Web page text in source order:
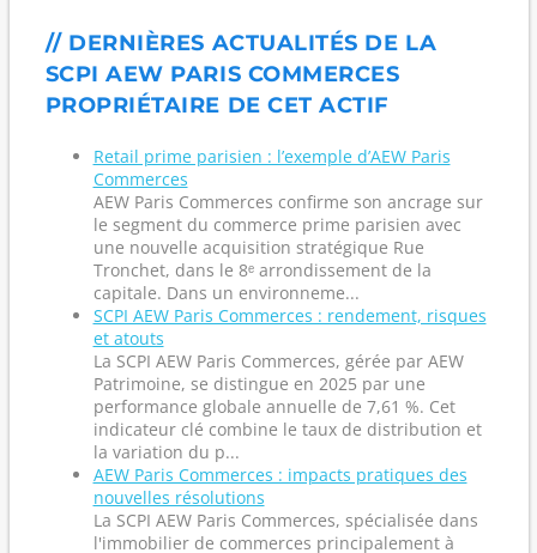
// DERNIÈRES ACTUALITÉS DE LA
SCPI AEW PARIS COMMERCES
PROPRIÉTAIRE DE CET ACTIF
Retail prime parisien : l’exemple d’AEW Paris
Commerces
AEW Paris Commerces confirme son ancrage sur
le segment du commerce prime parisien avec
une nouvelle acquisition stratégique Rue
Tronchet, dans le 8ᵉ arrondissement de la
capitale. Dans un environneme...
SCPI AEW Paris Commerces : rendement, risques
et atouts
La SCPI AEW Paris Commerces, gérée par AEW
Patrimoine, se distingue en 2025 par une
performance globale annuelle de 7,61 %. Cet
indicateur clé combine le taux de distribution et
la variation du p...
AEW Paris Commerces : impacts pratiques des
nouvelles résolutions
La SCPI AEW Paris Commerces, spécialisée dans
l'immobilier de commerces principalement à